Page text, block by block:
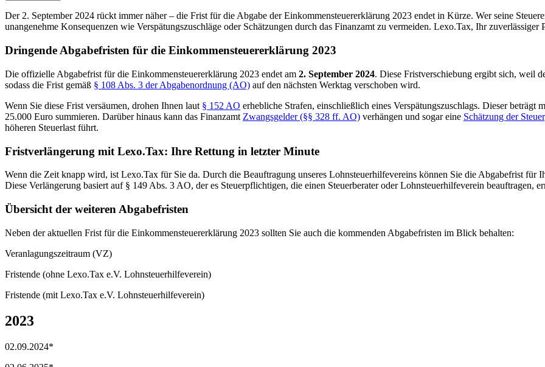
Der 2. September 2024 rückt immer näher – die Frist für die Abgabe der Einkommensteuererklärung 2023 endet in Kürze. Wer seine
unangenehme Konsequenzen wie Verspätungszuschläge oder Schätzungen durch das Finanzamt zu vermeiden. Lexo.Tax, Ihr
Dringende Abgabefristen für die Einkommensteuererklärung 2023
Die offizielle Abgabefrist für die Einkommensteuererklärung 2023 endet am 2. September 2024. Diese Fristverschiebung ergibt sich, weil
sodass die Frist gemäß § 108 Abs. 3 der Abgabenordnung (AO) auf den nächsten Werktag verschoben wird.
Wenn Sie diese Frist versäumen, drohen Ihnen laut § 152 AO erhebliche Strafen, einschließlich eines Verspätungszuschlags. Dieser
25.000 Euro summieren. Darüber hinaus kann das Finanzamt Zwangsgelder (§§ 328 ff. AO) verhängen und sogar eine Schätzung der
höheren Steuerlast führt.
Fristverlängerung mit Lexo.Tax: Ihre Rettung in letzter Minute
Wenn die Zeit knapp wird, ist Lexo.Tax für Sie da. Durch die Beauftragung unseres Lohnsteuerhilfevereins können Sie die Abgabefrist für
Diese Verlängerung basiert auf § 149 Abs. 3 AO, der es Steuerpflichtigen, die einen Steuerberater oder Lohnsteuerhilfeverein beauftragen,
Übersicht der weiteren Abgabefristen
Neben der aktuellen Frist für die Einkommensteuererklärung 2023 sollten Sie auch die kommenden Abgabefristen im Blick behalten:
Veranlagungszeitraum (VZ)
Fristende (ohne Lexo.Tax e.V. Lohnsteuerhilfeverein)
Fristende (mit Lexo.Tax e.V. Lohnsteuerhilfeverein)
2023
02.09.2024*